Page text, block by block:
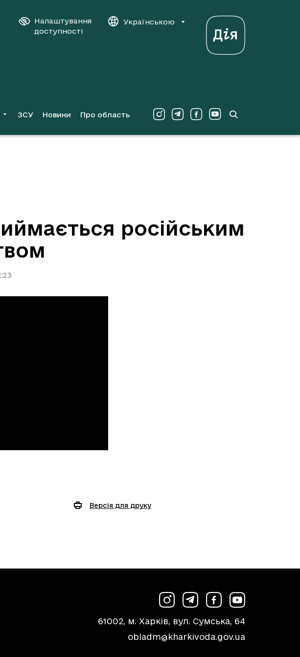
Налаштування
доступності
Українською
ЗСУ Новини Про область
російським
Версія для друку
61002, м. Харків, вул. Сумська, 64
obladm@kharkivoda.gov.ua